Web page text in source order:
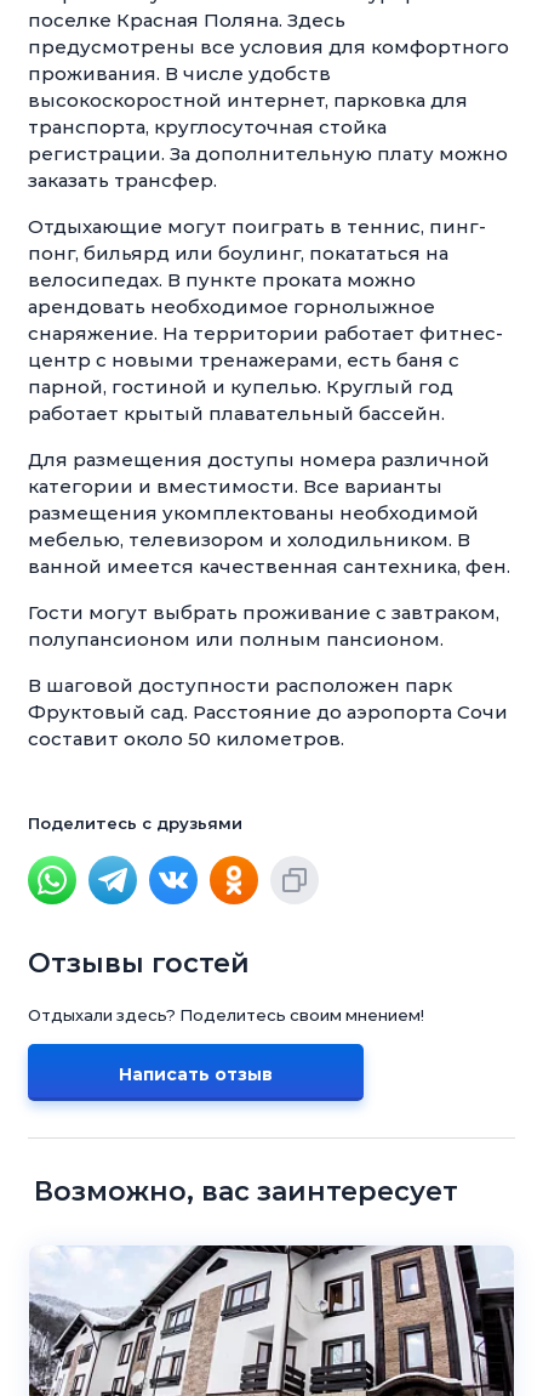
поселке Красная Поляна. Здесь
предусмотрены все условия для комфортного
проживания. В числе удобств
высокоскоростной интернет, парковка для
транспорта, круглосуточная стойка
регистрации. За дополнительную плату можно
заказать трансфер.
Отдыхающие могут поиграть в теннис, пинг-
понг, бильярд или боулинг, покататься на
велосипедах. В пункте проката можно
арендовать необходимое горнолыжное
снаряжение. На территории работает фитнес-
центр с новыми тренажерами, есть баня с
парной, гостиной и купелью. Круглый год
работает крытый плавательный бассейн.
Для размещения доступы номера различной
категории и вместимости. Все варианты
размещения укомплектованы необходимой
мебелью, телевизором и холодильником. В
ванной имеется качественная сантехника, фен.
Гости могут выбрать проживание с завтраком,
полупансионом или полным пансионом.
В шаговой доступности расположен парк
Фруктовый сад. Расстояние до аэропорта Сочи
составит около 50 километров.
Поделитесь с друзьями
Отзывы гостей
Отдыхали здесь? Поделитесь своим мнением!
Написать отзыв
Возможно, вас заинтересует